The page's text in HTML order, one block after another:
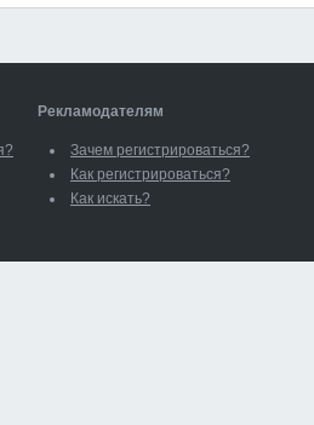
Рекламодателям
Зачем регистрироваться?
Как регистрироваться?
Как искать?